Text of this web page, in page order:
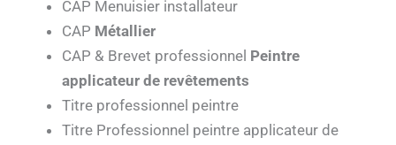
CAP Menuisier installateur
CAP Métallier
CAP & Brevet professionnel Peintre
applicateur de revêtements
Titre professionnel peintre
Titre Professionnel peintre applicateur de